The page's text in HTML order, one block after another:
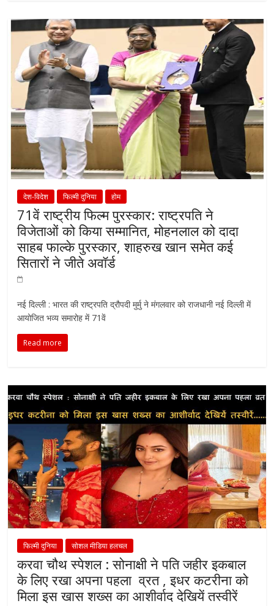
देश-विदेश फिल्मी दुनिया होम
71वें राष्ट्रीय फिल्म पुरस्कार: राष्ट्रपति ने
विजेताओं को किया सम्मानित, मोहनलाल को दादा
साहब फाल्के पुरस्कार, शाहरुख खान समेत कई
सितारों ने जीते अवॉर्ड
नई दिल्ली : भारत की राष्ट्रपति द्रौपदी मुर्मु ने मंगलवार को राजधानी नई दिल्ली में
आयोजित भव्य समारोह में 71वें
Read more
फिल्मी दुनिया सोशल मीडिया हलचल
करवा चौथ स्पेशल : सोनाक्षी ने पति जहीर इकबाल
के लिए रखा अपना पहला व्रत , इधर कटरीना को
मिला इस खास शख्स का आशीर्वाद देखियें तस्वीरें